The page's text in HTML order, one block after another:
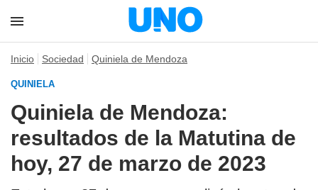
Inicio Sociedad Quiniela de Mendoza
QUINIELA
Quiniela de Mendoza:
resultados de la Matutina de
hoy, 27 de marzo de 2023